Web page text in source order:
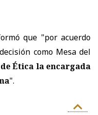
que "por acuerdo
como Mesa del
Ética la encargada
".